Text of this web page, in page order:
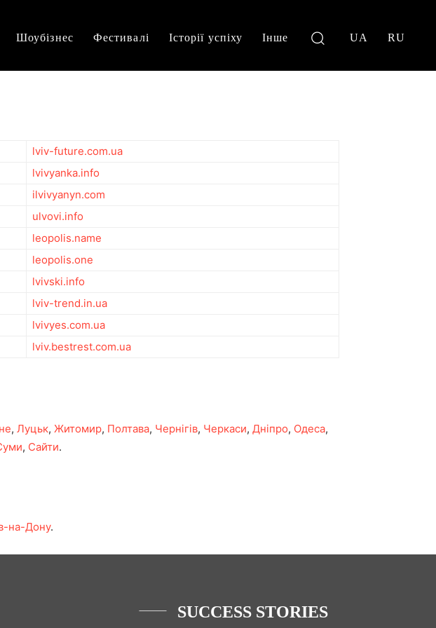
Шоубізнес Фестивалі Історії успіху Інше UA RU
lviv-future.com.ua
lvivyanka.info
ilvivyanyn.com
ulvovi.info
leopolis.name
leopolis.one
lvivski.info
lviv-trend.in.ua
lvivyes.com.ua
lviv.bestrest.com.ua
, Луцьк, Житомир, Полтава, Чернігів, Черкаси, Дніпро, Одеса,
, Сайти.
на-Дону.
SUCCESS STORIES